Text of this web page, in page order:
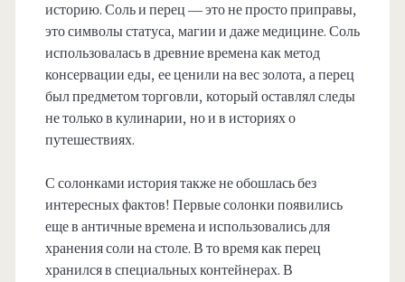
историю. Соль и перец — это не просто приправы,
это символы статуса, магии и даже медицине. Соль
использовалась в древние времена как метод
консервации еды, ее ценили на вес золота, а перец
был предметом торговли, который оставлял следы
не только в кулинарии, но и в историях о
путешествиях.
С солонками история также не обошлась без
интересных фактов! Первые солонки появились
еще в античные времена и использовались для
хранения соли на столе. В то время как перец
хранился в специальных контейнерах. В